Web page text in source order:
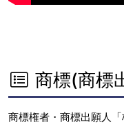
商標(商標
商標権者・商標出願人